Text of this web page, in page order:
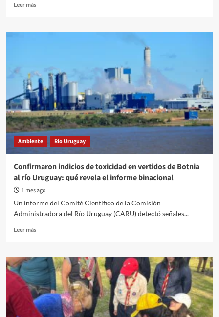
Leer másRead
Por
presencia
de
un
puma
en
la
reserva
El
Potrero
Ambiente Río Uruguay
Confirmaron indicios de toxicidad en vertidos de Botnia
al río Uruguay: qué revela el informe binacional
1 mes ago
Un informe del Comité Científico de la Comisión
Administradora del Río Uruguay (CARU) detectó señales...
Leer másRead
Confirmaron
indicios
de
toxicidad
en
vertidos
de